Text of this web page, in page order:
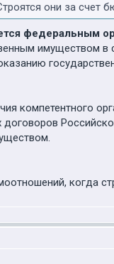
они за
федеральным
имуществом
компетентного
когда